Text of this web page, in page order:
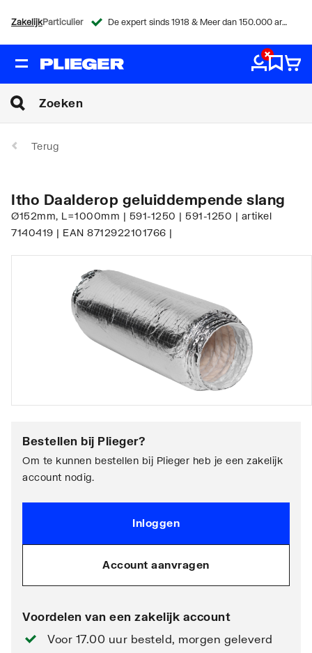
ZakelijkParticulier De expert sinds 1918 & Meer dan 150.000 artikelen
Terug
Itho Daalderop geluiddempende slang
Ø152mm, L=1000mm | 591-1250 | 591-1250 | artikel
7140419 | EAN 8712922101766 |
Bestellen bij Plieger?
Om te kunnen bestellen bij Plieger heb je een zakelijk
account nodig.
Inloggen
Account aanvragen
Voordelen van een zakelijk account
Voor 17.00 uur besteld, morgen geleverd